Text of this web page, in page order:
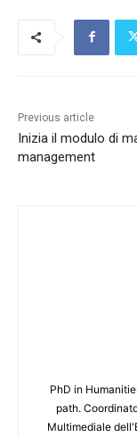
Previous article
Inizia il modulo di
management
PhD in
path.
Multimediale